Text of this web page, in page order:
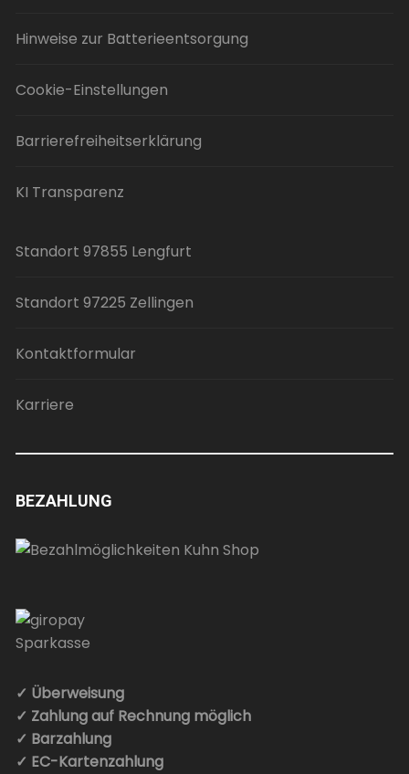
Hinweise zur Batterieentsorgung
Cookie-Einstellungen
Barrierefreiheitserklärung
KI Transparenz
Standort 97855 Lengfurt
Standort 97225 Zellingen
Kontaktformular
Karriere
BEZAHLUNG
✓ Überweisung
✓ Zahlung auf Rechnung möglich
✓ Barzahlung
✓ EC-Kartenzahlung